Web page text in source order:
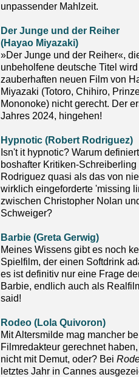
unpassender Mahlzeit.
Der Junge und der Reiher
(Hayao Miyazaki)
»Der Junge und der Reiher«,
unbeholfene deutsche Titel
zauberhaften neuen Film von
Miyazaki (Totoro, Chihiro,
Mononoke) nicht gerecht. Der
Jahres 2024, hingehen!
Hypnotic (Robert Rodriguez)
Isn't it hypnotic? Warum
boshafter Kritiken-Schreiberling
Rodriguez quasi als das von
wirklich eingeforderte 'missing
zwischen Christopher Nolan
Schweiger?
Barbie (Greta Gerwig)
Meines Wissens gibt es noch
Spielfilm, der einen Softdrink
es ist definitiv nur eine Frage
Barbie, endlich auch als
said!
Rodeo (Lola Quivoron)
Mit Altersmilde mag mancher
Filmredakteur gerechnet
nicht mit Demut, oder? Bei
letztes Jahr in Cannes